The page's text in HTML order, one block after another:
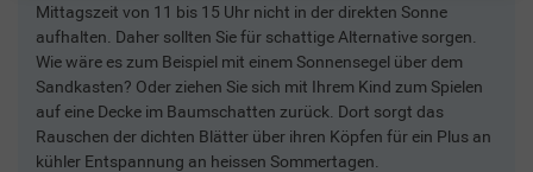
Mittagszeit von 11 bis 15 Uhr nicht in der direkten Sonne
aufhalten. Daher sollten Sie für schattige Alternative sorgen.
Wie wäre es zum Beispiel mit einem Sonnensegel über dem
Sandkasten? Oder ziehen Sie sich mit Ihrem Kind zum Spielen
auf eine Decke im Baumschatten zurück. Dort sorgt das
Rauschen der dichten Blätter über ihren Köpfen für ein Plus an
kühler Entspannung an heissen Sommertagen.